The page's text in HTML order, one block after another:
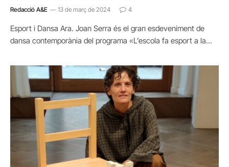
Redacció A&E 13 de març de 2024 4
Esport i Dansa Ara. Joan Serra és el gran esdeveniment de
dansa contemporània del programa «L’escola fa esport a la…